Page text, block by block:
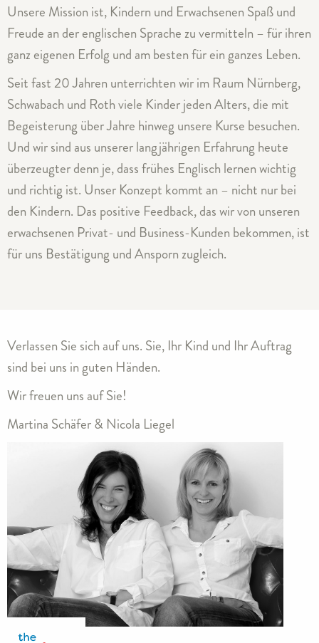
Unsere Mission ist, Kindern und Erwachsenen Spaß und
Freude an der englischen Sprache zu vermitteln – für ihren
ganz eigenen Erfolg und am besten für ein ganzes Leben.
Seit fast 20 Jahren unterrichten wir im Raum Nürnberg,
Schwabach und Roth viele Kinder jeden Alters, die mit
Begeisterung über Jahre hinweg unsere Kurse besuchen.
Und wir sind aus unserer langjährigen Erfahrung heute
überzeugter denn je, dass frühes Englisch lernen wichtig
und richtig ist. Unser Konzept kommt an – nicht nur bei
den Kindern. Das positive Feedback, das wir von unseren
erwachsenen Privat- und Business-Kunden bekommen, ist
für uns Bestätigung und Ansporn zugleich.
Verlassen Sie sich auf uns. Sie, Ihr Kind und Ihr Auftrag
sind bei uns in guten Händen.
Wir freuen uns auf Sie!
Martina Schäfer & Nicola Liegel